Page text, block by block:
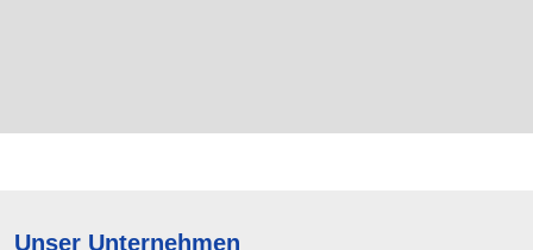
Unser Unternehmen